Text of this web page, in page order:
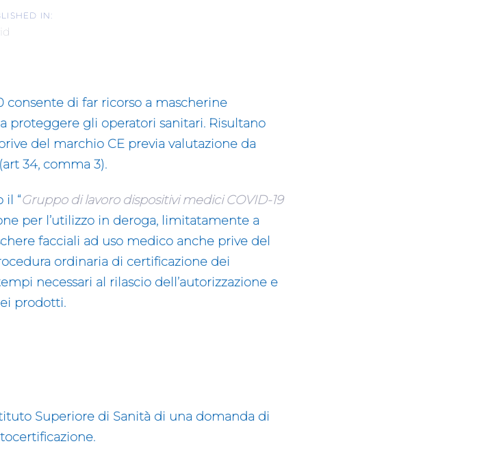
IN:
consente di far ricorso a mascherine
proteggere gli operatori sanitari. Risultano
del marchio CE previa valutazione da
34, comma 3).
il “Gruppo di lavoro dispositivi medici COVID-19
per l’utilizzo in deroga, limitatamente a
facciali ad uso medico anche prive del
ordinaria di certificazione dei
necessari al rilascio dell’autorizzazione e
prodotti.
Superiore di Sanità di una domanda di